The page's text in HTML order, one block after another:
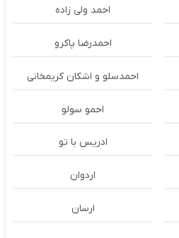
احمد ولی زاده
احمدرضا پاکرو
احمدسلو و اشکان کریمخانی
احمو سولو
ادریس با تو
اردوان
ارسان